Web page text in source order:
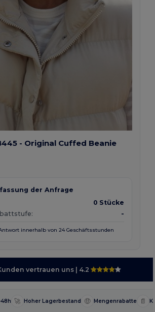
- Original Cuffed Beanie
der Anfrage
0 Stücke
-
innerhalb von 24 Geschäftsstunden
vertrauen uns | 4.2
🚀 Hoher Lagerbestand 🤑 Mengenrabatte 📄